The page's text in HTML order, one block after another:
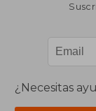
¿Necesitas